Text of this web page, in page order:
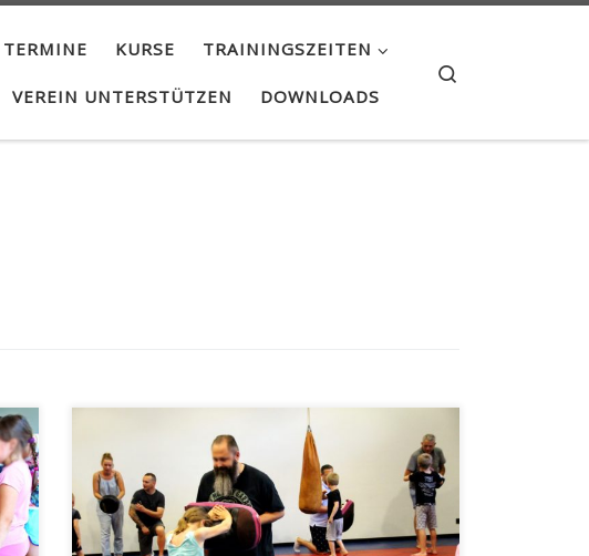
TERMINE KURSE TRAININGSZEITEN
VEREIN UNTERSTÜTZEN DOWNLOADS
NEIN! Nicht mit mir! So klang es am
Wochenende beim Gewaltpräventionskurs für
Kinder. Der Budoclub Samurai Walldorf hat in